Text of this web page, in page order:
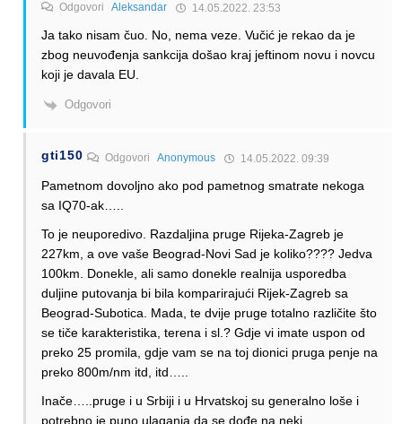
Odgovori Aleksandar 14.05.2022. 23:53
Ja tako nisam čuo. No, nema veze. Vučić je rekao da je
zbog neuvođenja sankcija došao kraj jeftinom novu i novcu
koji je davala EU.
Odgovori
gti150 OdgovoriAnonymous 14.05.2022. 09:39
Pametnom dovoljno ako pod pametnog smatrate nekoga
sa IQ70-ak…..
To je neuporedivo. Razdaljina pruge Rijeka-Zagreb je
227km, a ove vaše Beograd-Novi Sad je koliko???? Jedva
100km. Donekle, ali samo donekle realnija usporedba
duljine putovanja bi bila komparirajući Rijek-Zagreb sa
Beograd-Subotica. Mada, te dvije pruge totalno različite što
se tiče karakteristika, terena i sl.? Gdje vi imate uspon od
preko 25 promila, gdje vam se na toj dionici pruga penje na
preko 800m/nm itd, itd…..
Inače…..pruge i u Srbiji i u Hrvatskoj su generalno loše i
potrebno je puno ulaganja da se dođe na neki